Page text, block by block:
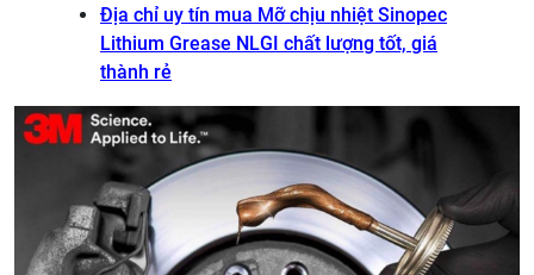
Địa chỉ uy tín mua Mỡ chịu nhiệt Sinopec
Lithium Grease NLGI chất lượng tốt, giá
thành rẻ